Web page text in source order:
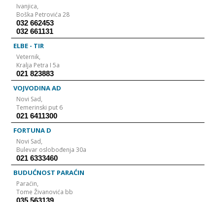
Ivanjica,
Boška Petrovića 28
032 662453
032 661131
ELBE - TIR
Veternik,
Kralja Petra I 5a
021 823883
VOJVODINA AD
Novi Sad,
Temerinski put 6
021 6411300
FORTUNA D
Novi Sad,
Bulevar oslobođenja 30a
021 6333460
BUDUĆNOST PARAĆIN
Paraćin,
Tome Živanovića bb
035 563139